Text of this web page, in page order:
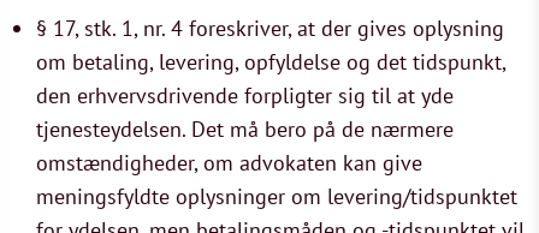
§ 17, stk. 1, nr. 4 foreskriver, at der gives oplysning
om betaling, levering, opfyldelse og det tidspunkt,
den erhvervsdrivende forpligter sig til at yde
tjenesteydelsen. Det må bero på de nærmere
omstændigheder, om advokaten kan give
meningsfyldte oplysninger om levering/tidspunktet